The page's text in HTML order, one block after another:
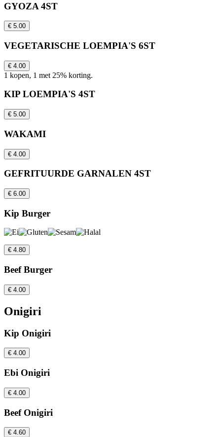
GYOZA 4ST
€ 5.00
VEGETARISCHE LOEMPIA'S 6ST
€ 4.00
1 kopen, 1 met 25% korting.
KIP LOEMPIA'S 4ST
€ 5.00
WAKAMI
€ 4.00
GEFRITUURDE GARNALEN 4ST
€ 6.00
Kip Burger
€ 4.80
Beef Burger
€ 4.00
Onigiri
Kip Onigiri
€ 4.00
Ebi Onigiri
€ 4.00
Beef Onigiri
€ 4.60